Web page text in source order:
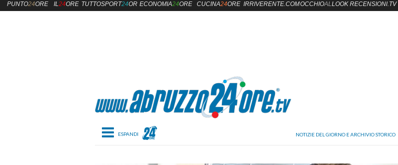
Toggle navigation
PUNTO24ORE IL24ORE TUTTOSPORT24OREECONOMIA24ORE CUCINA24ORE IRRIVERENTE.COMOCCHIOALLOOK RECENSIONI.TV